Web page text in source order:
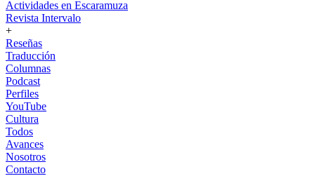
Actividades en Escaramuza
Revista Intervalo
+
Reseñas
Traducción
Columnas
Podcast
Perfiles
YouTube
Cultura
Todos
Avances
Nosotros
Contacto